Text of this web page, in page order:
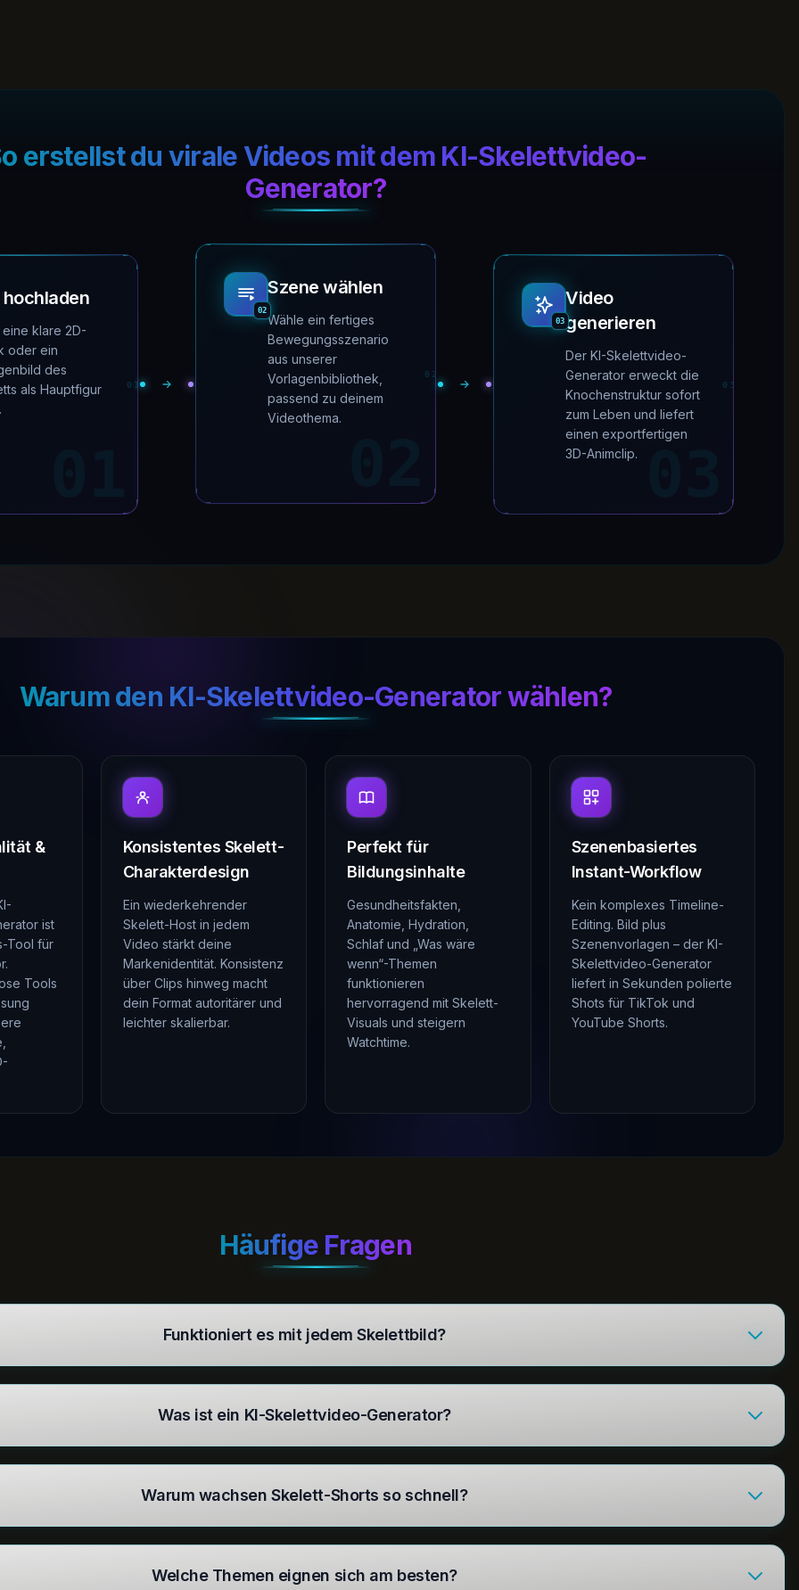
erstellst du virale Videos mit dem KI-Skelettvideo-
Generator?
01
hochladen
klare 2D-
oder ein
des
als Hauptfigur
02
02
Szene wählen
Wähle ein fertiges
Bewegungsszenario
aus unserer
Vorlagenbibliothek,
passend zu deinem
Videothema.
03
03
Video
generieren
Der KI-Skelettvideo-
Generator erweckt die
Knochenstruktur sofort
zum Leben und liefert
einen exportfertigen
3D-Animclip.
Warum den KI-Skelettvideo-Generator wählen?
&
ist
Tool für
Tools
Konsistentes Skelett-
Charakterdesign
Ein wiederkehrender
Skelett-Host in jedem
Video stärkt deine
Markenidentität. Konsistenz
über Clips hinweg macht
dein Format autoritärer und
leichter skalierbar.
Perfekt für
Bildungsinhalte
Gesundheitsfakten,
Anatomie, Hydration,
Schlaf und „Was wäre
wenn“-Themen
funktionieren
hervorragend mit Skelett-
Visuals und steigern
Watchtime.
Szenenbasiertes
Instant-Workflow
Kein komplexes Timeline-
Editing. Bild plus
Szenenvorlagen – der KI-
Skelettvideo-Generator
liefert in Sekunden polierte
Shots für TikTok und
YouTube Shorts.
Häufige Fragen
Funktioniert es mit jedem Skelettbild?
Was ist ein KI-Skelettvideo-Generator?
Warum wachsen Skelett-Shorts so schnell?
Welche Themen eignen sich am besten?